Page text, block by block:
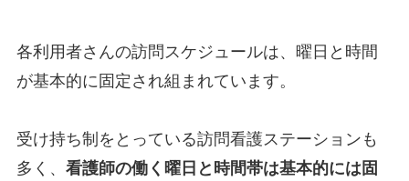
各利用者さんの訪問スケジュールは、曜日と時間
が基本的に固定され組まれています。
受け持ち制をとっている訪問看護ステーションも
多く、 看護師の働く曜日と時間帯は基本的には固